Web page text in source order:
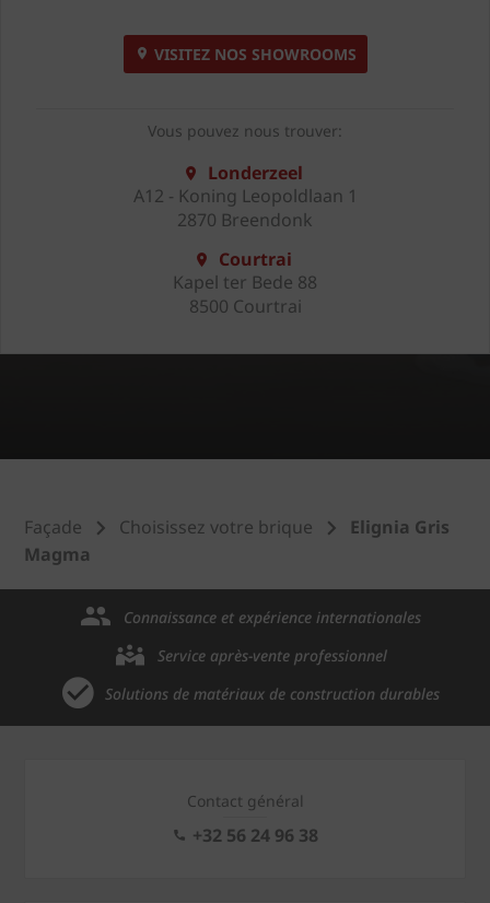
VISITEZ NOS SHOWROOMS
Vous pouvez nous trouver:
Londerzeel
A12 - Koning Leopoldlaan 1
2870 Breendonk
Courtrai
Kapel ter Bede 88
8500 Courtrai
Façade Choisissez votre brique
Elignia Gris
Magma
Connaissance et expérience internationales
Service après-vente professionnel
Solutions de matériaux de construction durables
Contact général
+32 56 24 96 38